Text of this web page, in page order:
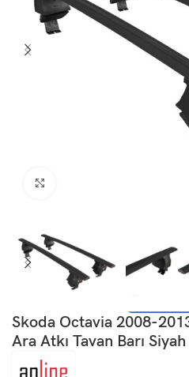
Skoda Octavia 2008-
Ara Atkı Tavan Barı Siyah